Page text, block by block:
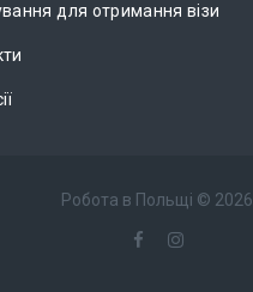
для отримання візи
Робота в Польщі © 2026